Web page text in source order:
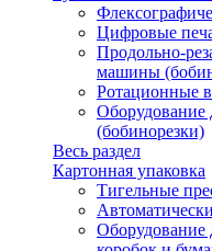
Цифровые
Продольно-
машины
Ротационные
Оборудование
(бобинорезки)
Весь раздел
Картонная упаковка
Тигельные
Оборудование